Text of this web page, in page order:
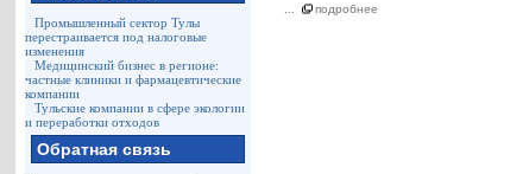
Промышленный сектор Тулы
перестраивается под налоговые
изменения
Медицинский бизнес в регионе:
частные клиники и фармацевтические
компании
Тульские компании в сфере экологии
и переработки отходов
Обратная связь
подробнее